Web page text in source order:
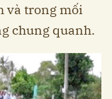
và trong mối
chung quanh.